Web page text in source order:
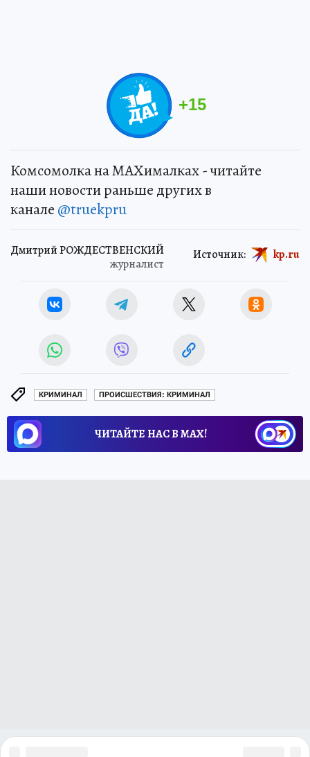
+15
Комсомолка на MAXималках - читайте
наши новости раньше других в
канале @truekpru
Дмитрий РОЖДЕСТВЕНСКИЙ
журналист
Источник: kp.ru
КРИМИНАЛ ПРОИСШЕСТВИЯ: КРИМИНАЛ
ЧИТАЙТЕ НАС В МАХ!